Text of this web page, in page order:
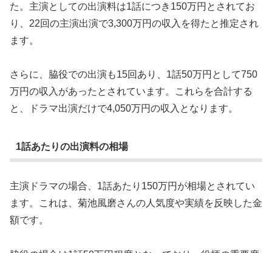
た。主演としての出演料は1話につき150万円とされてお
り、22回の主演出演で3,300万円の収入を得たと推定され
ます。
さらに、脇役での出演も15回あり、1話50万円として750
万円の収入があったとされています。これらを合計する
と、ドラマ出演だけで4,050万円の収入となります。
1話あたりの出演料の相場
主演ドラマの場合、1話あたり150万円が相場とされてい
ます。これは、菊池風磨さんの人気度や実績を反映した金
額です。